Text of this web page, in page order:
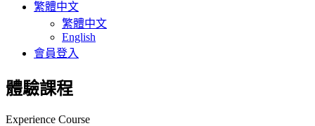
繁體中文
繁體中文
English
會員登入
體驗課程
Experience Course